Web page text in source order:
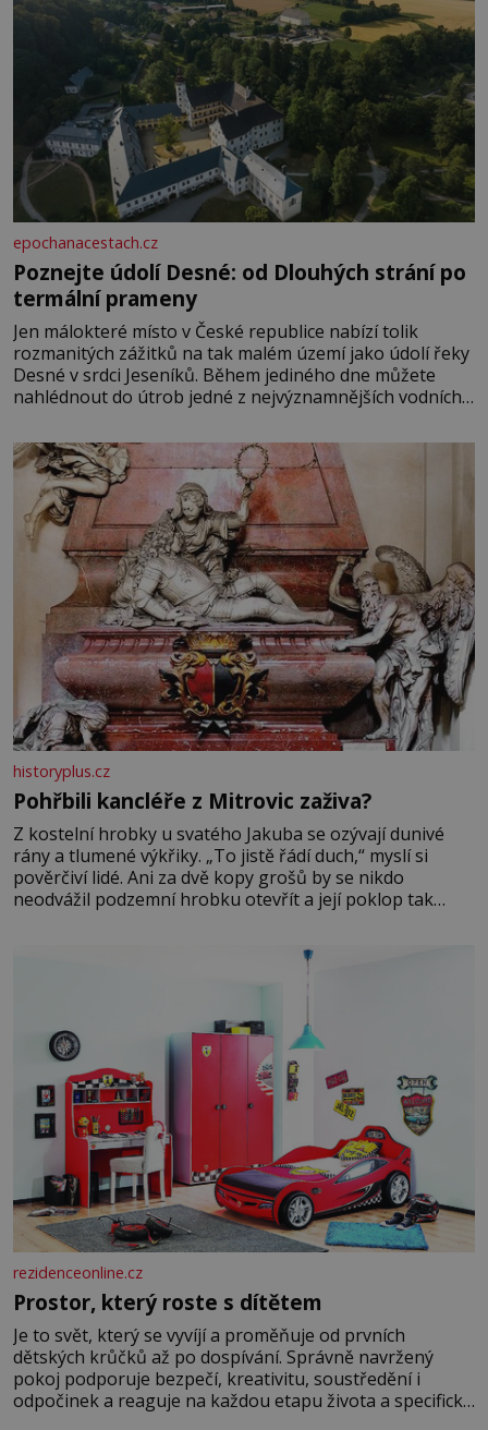
epochanacestach.cz
Poznejte údolí Desné: od Dlouhých strání po
termální prameny
Jen málokteré místo v České republice nabízí tolik
rozmanitých zážitků na tak malém území jako údolí řeky
Desné v srdci Jeseníků. Během jediného dne můžete
nahlédnout do útrob jedné z nejvýznamnějších vodních
se na koloběžce a den zakončit poznáváním památek ve
Velkých Losinách nebo v termálním
historyplus.cz
Pohřbili kancléře z Mitrovic zaživa?
Z kostelní hrobky u svatého Jakuba se ozývají dunivé
rány a tlumené výkřiky. „To jistě řádí duch,“ myslí si
pověrčiví lidé. Ani za dvě kopy grošů by se nikdo
neodvážil podzemní hrobku otevřít a její poklop tak
rezidenceonline.cz
Prostor, který roste s dítětem
Je to svět, který se vyvíjí a proměňuje od prvních
dětských krůčků až po dospívání. Správně navržený
pokoj podporuje bezpečí, kreativitu, soustředění i
odpočinek a reaguje na každou etapu života a specifické